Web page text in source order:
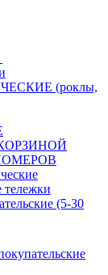
(роклы,
КОРЗИНОЙ
(5-30